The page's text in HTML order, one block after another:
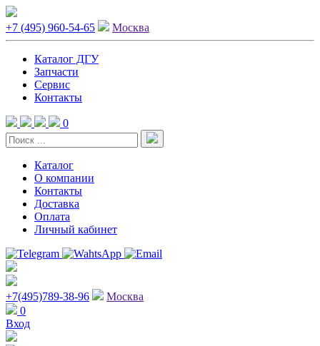
+7 (495) 960-54-65 Москва
Каталог ДГУ
Запчасти
Сервис
Контакты
0
Каталог
О компании
Контакты
Доставка
Оплата
Личный кабинет
+7(495)789-38-96
Москва
0
Вход